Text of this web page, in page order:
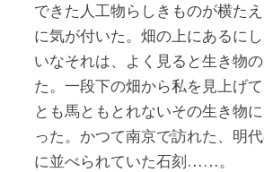
できた人工物らしきものが横た
に気が付いた。畑の上にあるに
いなそれは、よく見ると生き物
た。一段下の畑から私を見上げ
とも馬ともとれないその生き物
った。かつて南京で訪れた、明
に並べられていた石刻……。